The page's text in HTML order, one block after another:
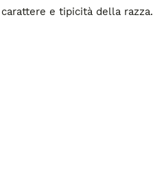
e tipicità della razza.